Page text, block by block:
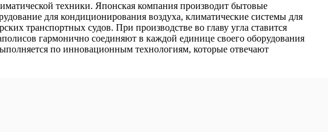
техники. Японская компания производит бытовые
для кондиционирования воздуха, климатические системы для
транспортных судов. При производстве во главу угла ставится
гармонично соединяют в каждой единице своего оборудования
по инновационным технологиям, которые отвечают